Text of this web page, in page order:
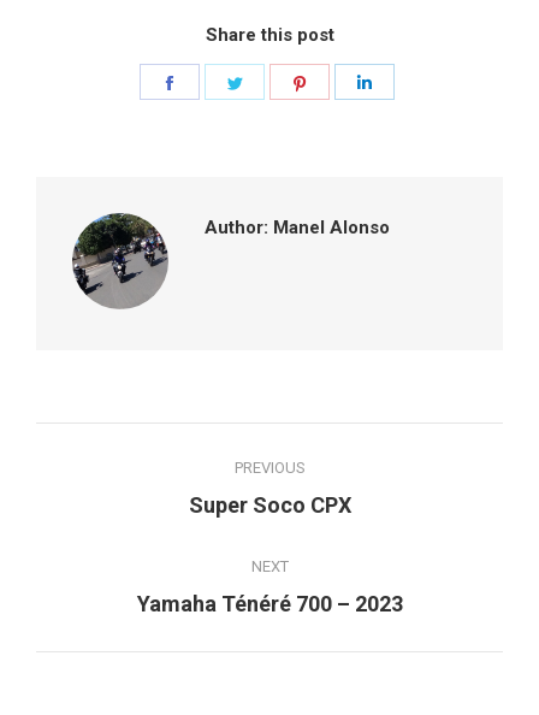
Share this post
Author: Manel Alonso
navigation
PREVIOUS
Previous
Super Soco CPX
NEXT
Next
Yamaha Ténéré 700 – 2023